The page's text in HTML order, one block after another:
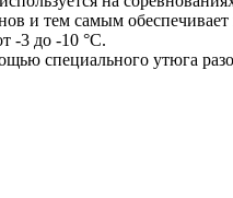
и тем самым обеспечивает
-3 до -10 °С.
специального утюга